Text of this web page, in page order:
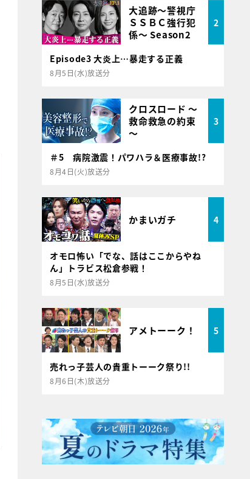
大追跡～警視庁
ＳＳＢＣ強行犯
係～ Season2
2
Episode3 大炎上…暴走する正義
8月5日(水)放送分
クロスロード ～
救命救急の約束
～
3
＃5 病院激震！パワハラ＆医療事故!?
8月4日(火)放送分
かまいガチ 4
オモロ怖い「でな、話はここからやね
ん」トラビス松倉参戦！
8月5日(水)放送分
アメトーーク！ 5
売れっ子芸人の貴重トーーク祭り!!
8月6日(木)放送分